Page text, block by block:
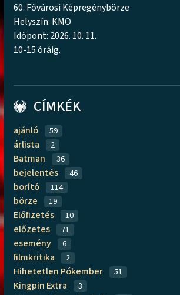
60. Fővárosi Képregénybörze
Helyszín: KMO
Időpont: 2026. 10. 11.
10-15 óráig.
CÍMKÉK
ajánló 59
árlista 2
Batman 36
bejelentés 46
borító 114
börze 19
Előfizetés 10
előzetes 71
esemény 6
filmkritika 2
Hihetetlen Pókember 51
Kingpin Extra 3